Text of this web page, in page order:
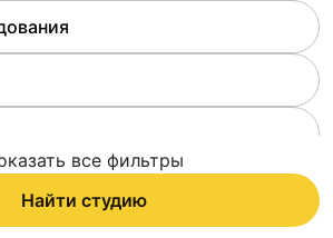
все фильтры
Найти студию